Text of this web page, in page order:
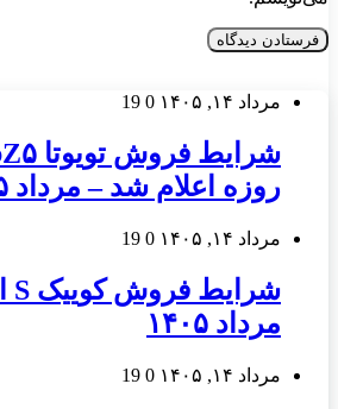
مرداد ۱۴, ۱۴۰۵ 0
19
روزه اعلام شد – مرداد ۱۴۰۵
مرداد ۱۴, ۱۴۰۵ 0
19
مرداد ۱۴۰۵
مرداد ۱۴, ۱۴۰۵ 0
19